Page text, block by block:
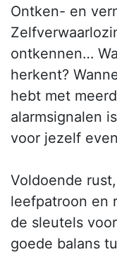
Ontken- en
ontkennen…
herkent?
hebt met
alarmsignalen
voor jezelf
Voldoende
leefpatroon en
de sleutels
goede balans